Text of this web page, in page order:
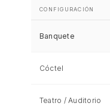
CONFIGURACIÓN
Banquete
Cóctel
Teatro / Auditorio